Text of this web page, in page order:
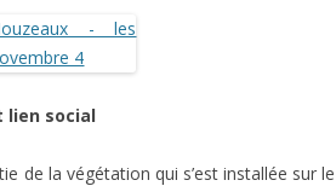
lien social
de la végétation qui s’est installée sur le